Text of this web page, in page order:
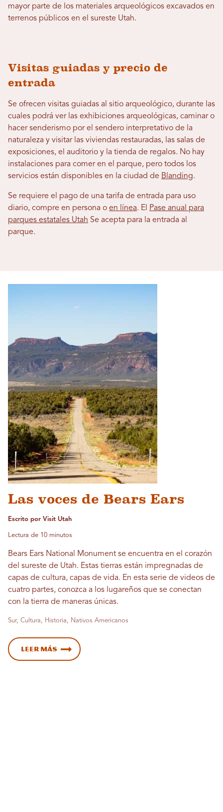
mayor parte de los materiales arqueológicos excavados en
terrenos públicos en el sureste Utah.
Visitas guiadas y precio de
entrada
Se ofrecen visitas guiadas al sitio arqueológico, durante las
cuales podrá ver las exhibiciones arqueológicas, caminar o
hacer senderismo por el sendero interpretativo de la
naturaleza y visitar las viviendas restauradas, las salas de
exposiciones, el auditorio y la tienda de regalos. No hay
instalaciones para comer en el parque, pero todos los
servicios están disponibles en la ciudad de Blanding.
Se requiere el pago de una tarifa de entrada para uso
diario, compre en persona o en línea. El
Pase anual para
parques estatales Utah Se acepta para la entrada al
parque.
Las voces de Bears Ears
Escrito por Visit Utah
Lectura de 10 minutos
Bears Ears National Monument se encuentra en el corazón
del sureste de Utah. Estas tierras están impregnadas de
capas de cultura, capas de vida. En esta serie de videos de
cuatro partes, conozca a los lugareños que se conectan
con la tierra de maneras únicas.
Sur, Cultura, Historia, Nativos Americanos
Leer más